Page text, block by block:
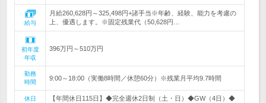
給与
月給260,628円～325,498円+諸手当※年齢、経験、能力を考慮の
上、優遇します。※固定残業代（50,628円…
初年度
年収
396万円～510万円
勤務
時間
9:00～18:00（実働8時間／休憩60分）※残業月平均9.7時間
休日
【年間休日115日】◆完全週休2日制（土・日）◆GW（4日）◆